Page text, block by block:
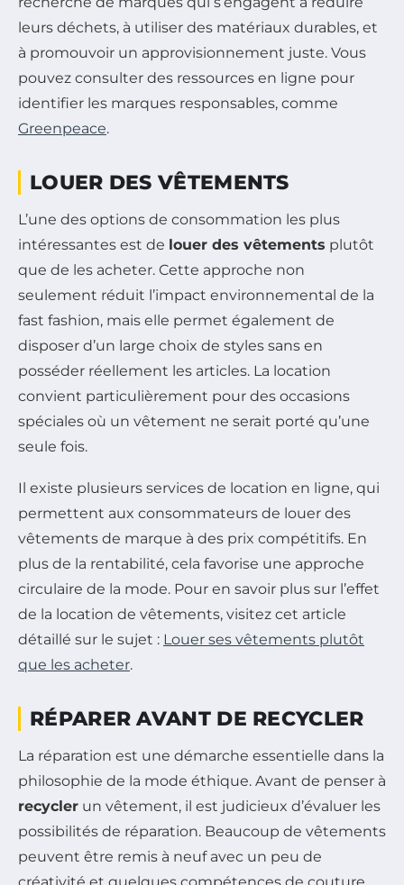
leurs déchets, à utiliser des matériaux durables, et
à promouvoir un approvisionnement juste. Vous
pouvez consulter des ressources en ligne pour
identifier les marques responsables, comme
Greenpeace.
LOUER DES VÊTEMENTS
L’une des options de consommation les plus
intéressantes est de louer des vêtements plutôt
que de les acheter. Cette approche non
seulement réduit l’impact environnemental de la
fast fashion, mais elle permet également de
disposer d’un large choix de styles sans en
posséder réellement les articles. La location
convient particulièrement pour des occasions
spéciales où un vêtement ne serait porté qu’une
seule fois.
Il existe plusieurs services de location en ligne, qui
permettent aux consommateurs de louer des
vêtements de marque à des prix compétitifs. En
plus de la rentabilité, cela favorise une approche
circulaire de la mode. Pour en savoir plus sur l’effet
de la location de vêtements, visitez cet article
détaillé sur le sujet : Louer ses vêtements plutôt
que les acheter.
RÉPARER AVANT DE RECYCLER
La réparation est une démarche essentielle dans la
philosophie de la mode éthique. Avant de penser à
recycler un vêtement, il est judicieux d’évaluer les
possibilités de réparation. Beaucoup de vêtements
peuvent être remis à neuf avec un peu de